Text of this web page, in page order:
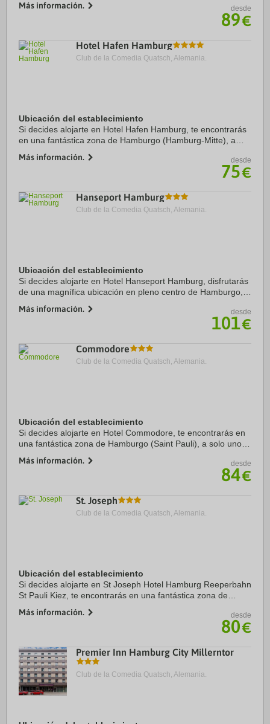
este hotel de lujo se encuentra a ...
Más información. desde
89€
Hotel Hafen Hamburg
Club de la Comedia Quatsch, Alemania.
Ubicación del establecimiento
Si decides alojarte en Hotel Hafen Hamburg, te encontrarás
en una fantástica zona de Hamburgo (Hamburg-Mitte), a
9 min a pie de Reeperbahn. ...
Más información. desde
75€
Hanseport Hamburg
Club de la Comedia Quatsch, Alemania.
Ubicación del establecimiento
Si decides alojarte en Hotel Hanseport Hamburg, disfrutarás
de una magnífica ubicación en pleno centro de Hamburgo, a
pie de Teatro St. Pauli. ...
Más información. desde
101€
Commodore
Club de la Comedia Quatsch, Alemania.
Ubicación del establecimiento
Si decides alojarte en Hotel Commodore, te encontrarás en
una fantástica zona de Hamburgo (Saint Pauli), a solo unos
St. Michaelis. Además, este ...
Más información. desde
84€
St. Joseph
Club de la Comedia Quatsch, Alemania.
Ubicación del establecimiento
Si decides alojarte en St Joseph Hotel Hamburg Reeperbahn
St Pauli Kiez, te encontrarás en una fantástica zona de
en coche de Miniatur Wunderland y ...
Más información. desde
80€
Premier Inn Hamburg City Millerntor
Club de la Comedia Quatsch, Alemania.